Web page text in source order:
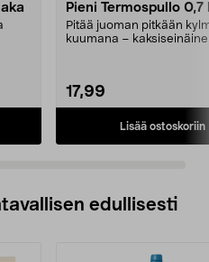
Pieni Termospullo 0,7
Pitää juoman pitkään
kuumana –
17,99
Lisää ostoskoriin
edullisesti